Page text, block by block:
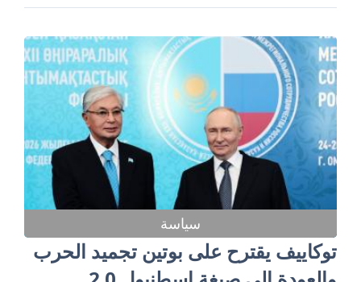
سياسة
توكاييف يقترح على بوتين تجميد الحرب